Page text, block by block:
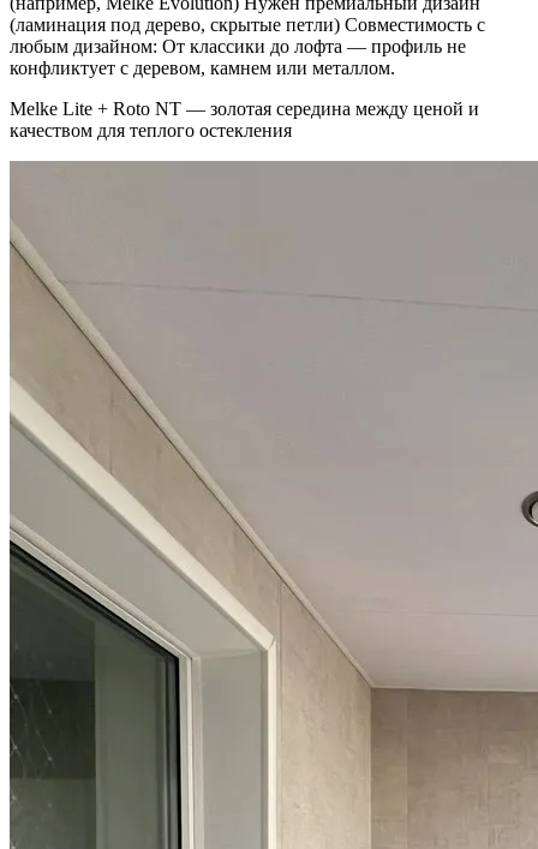
(ламинация под дерево, скрытые петли) Совместимость с
любым дизайном: От классики до лофта — профиль не
конфликтует с деревом, камнем или металлом.
Melke Lite + Roto NT — золотая середина между ценой и
качеством для теплого остекления